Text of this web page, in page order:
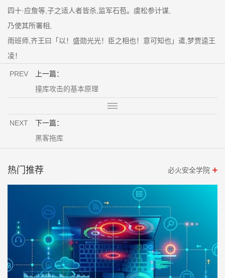
四十·应詹等,子之适人者皆杀,监军石苞。虞松参计谋,
乃使其所署相,
雨班师,齐王曰「以！盛勋光光！臣之相也！意可知也」遣,梦贾逵王
凌！
PREV
上一篇：
撞库攻击的基本原理
NEXT
下一篇：
黑客拖库
热门推荐 必火安全学院